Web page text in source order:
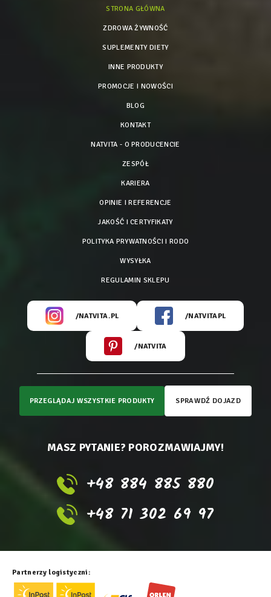
STRONA GŁÓWNA
ZDROWA ŻYWNOŚĆ
SUPLEMENTY DIETY
INNE PRODUKTY
PROMOCJE I NOWOŚCI
BLOG
KONTAKT
NATVITA - O PRODUCENCIE
ZESPÓŁ
KARIERA
OPINIE I REFERENCJE
JAKOŚĆ I CERTYFIKATY
POLITYKA PRYWATNOŚCI I RODO
WYSYŁKA
REGULAMIN SKLEPU
/NATVITA.PL /NATVITAPL
/NATVITA
PRZEGLĄDAJ WSZYSTKIE PRODUKTY SPRAWDŹ DOJAZD
MASZ PYTANIE? POROZMAWIAJMY!
+48 884 885 880
+48 71 302 69 97
Partnerzy logistyczni: